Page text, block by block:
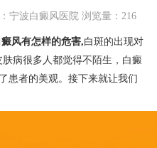
宁波白癜风医院 浏览量：216
癜风有怎样的危害,白斑的出现对
病很多人都觉得不陌生，白癜
患者的美观。接下来就让我们